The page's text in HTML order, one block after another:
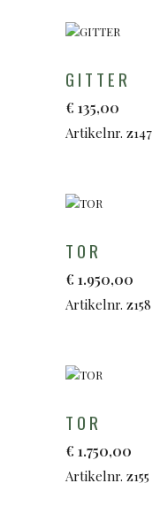
GITTER
€ 135,00
Artikelnr. z147
TOR
€ 1.950,00
Artikelnr. z158
TOR
€ 1.750,00
Artikelnr. z155